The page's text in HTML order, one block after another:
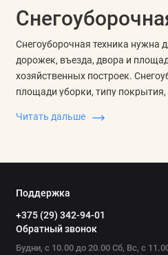
Снегоуборочная техника нужна
дорожек, въезда, двора и
хозяйственных построек.
площади уборки, типу покрытия,
использоваться зимой.
управления. Эти параметры
техника с мокрым, свежим или
Что смотреть в
Читать дальше
Поддержка
+375 (29) 342-94-01
Обратный звонок
Будни, с 10.00 до 20.00 Сб, Вс, с